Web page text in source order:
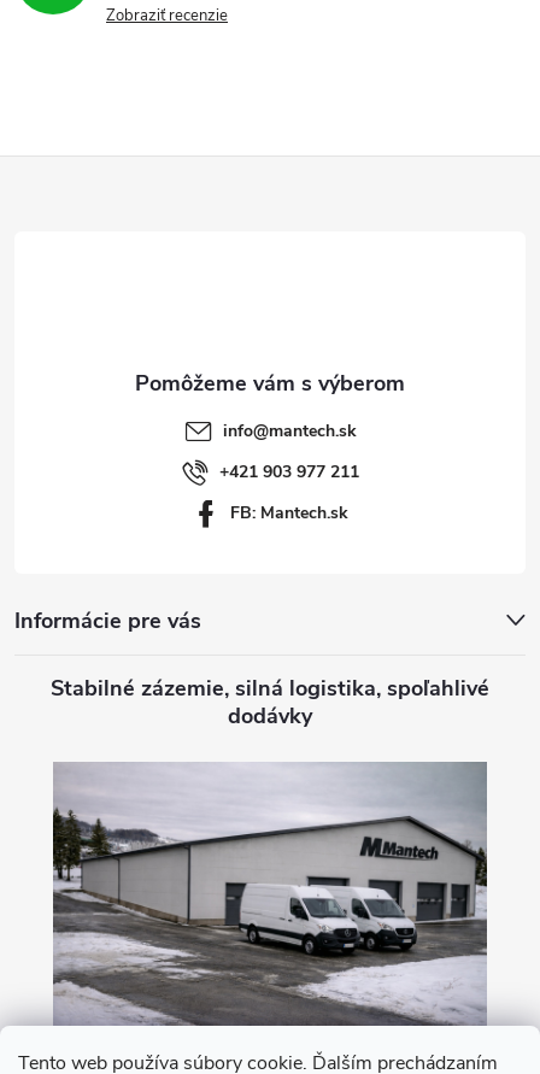
Tento web používa súbory cookie. Ďalším prechádzaním
Zobraziť recenzie
info@mantech.sk
+421 903 977 211
FB: Mantech.sk
Informácie pre vás
Stabilné zázemie, silná logistika, spoľahlivé
dodávky